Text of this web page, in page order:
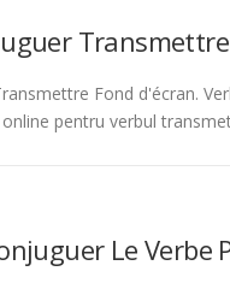
Fond d'écran.
pentru verbul
Le Verbe